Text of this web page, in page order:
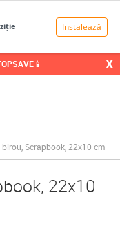
X
Scrapbook, 22x10 cm
22x10